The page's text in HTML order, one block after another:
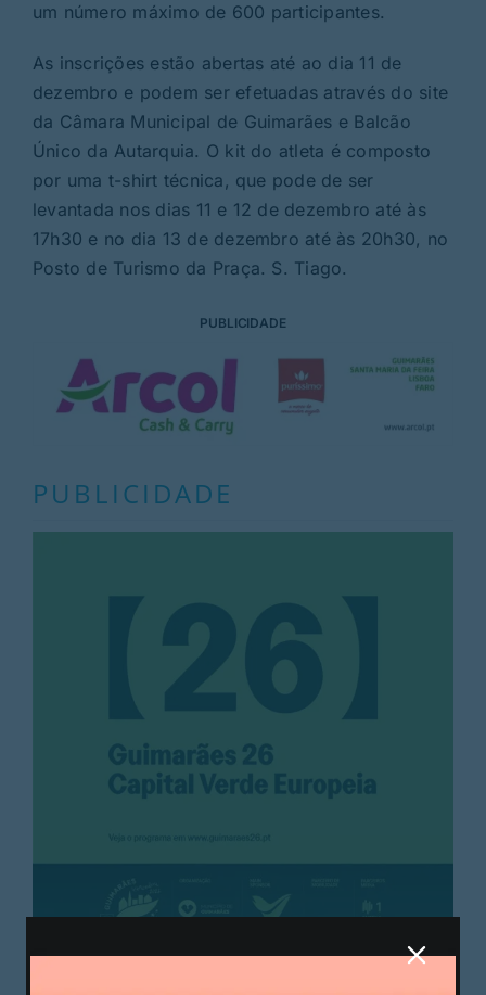
um número máximo de 600 participantes.
As inscrições estão abertas até ao dia 11 de
dezembro e podem ser efetuadas através do site
da Câmara Municipal de Guimarães e Balcão
Único da Autarquia. O kit do atleta é composto
por uma t-shirt técnica, que pode de ser
levantada nos dias 11 e 12 de dezembro até às
17h30 e no dia 13 de dezembro até às 20h30, no
Posto de Turismo da Praça. S. Tiago.
PUBLICIDADE
PUBLICIDADE